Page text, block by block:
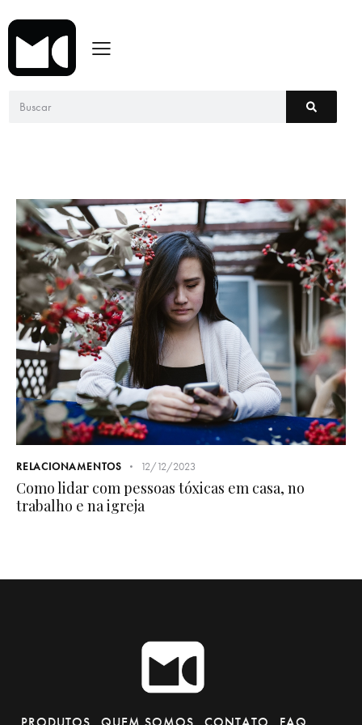
RELACIONAMENTOS 12/12/2023
Como lidar com pessoas tóxicas em casa, no
trabalho e na igreja